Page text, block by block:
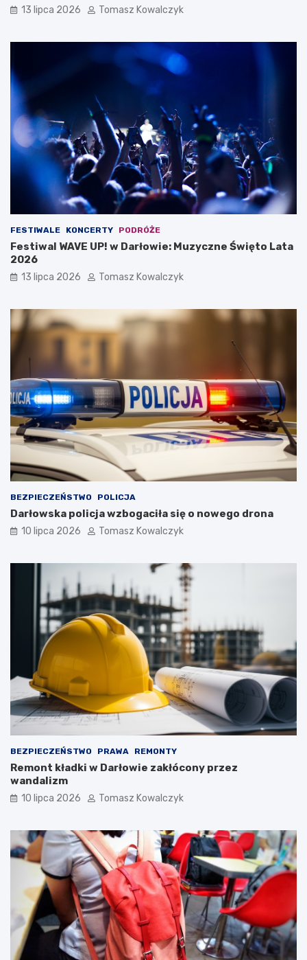
13 lipca 2026 Tomasz Kowalczyk
FESTIWALE KONCERTY PODRÓŻE
Festiwal WAVE UP! w Darłowie: Muzyczne Święto Lata
2026
13 lipca 2026 Tomasz Kowalczyk
BEZPIECZEŃSTWO POLICJA
Darłowska policja wzbogaciła się o nowego drona
10 lipca 2026 Tomasz Kowalczyk
BEZPIECZEŃSTWO PRAWA REMONTY
Remont kładki w Darłowie zakłócony przez
wandalizm
10 lipca 2026 Tomasz Kowalczyk